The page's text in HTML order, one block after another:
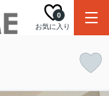
お気に入り
0